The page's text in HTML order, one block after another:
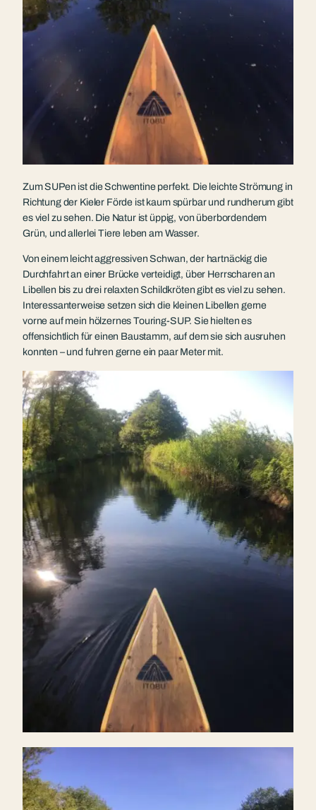
Zum SUPen ist die Schwentine perfekt. Die leichte Strömung in
Richtung der Kieler Förde ist kaum spürbar und rundherum gibt
es viel zu sehen. Die Natur ist üppig, von überbordendem
Grün, und allerlei Tiere leben am Wasser.
Von einem leicht aggressiven Schwan, der hartnäckig die
Durchfahrt an einer Brücke verteidigt, über Herrscharen an
Libellen bis zu drei relaxten Schildkröten gibt es viel zu sehen.
Interessanterweise setzen sich die kleinen Libellen gerne
vorne auf mein hölzernes Touring-SUP. Sie hielten es
offensichtlich für einen Baustamm, auf dem sie sich ausruhen
konnten – und fuhren gerne ein paar Meter mit.